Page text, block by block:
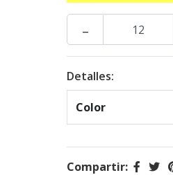
-
Detalles:
Color
Compartir: